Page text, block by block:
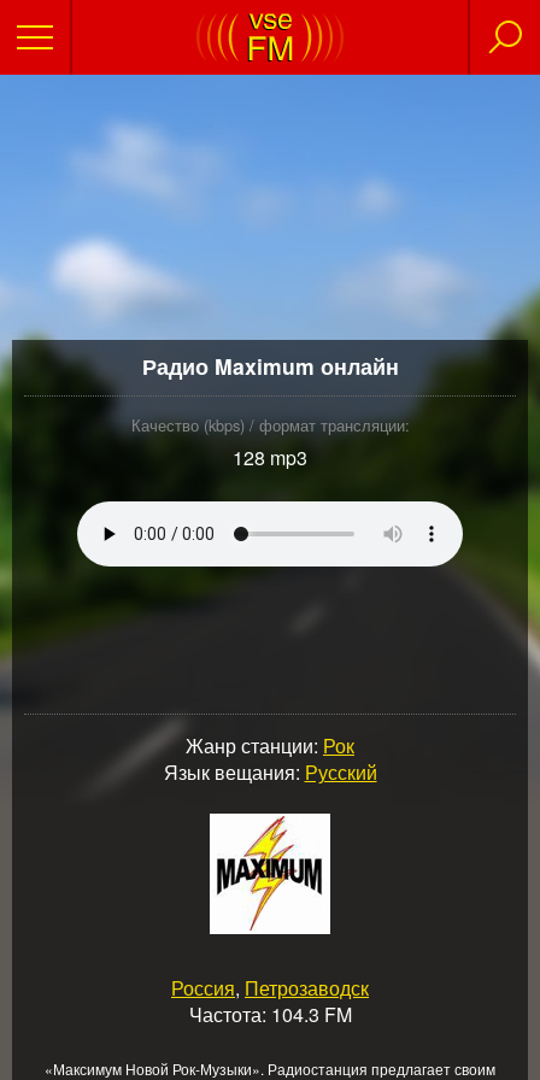
Радио Maximum онлайн
Качество (kbps) / формат трансляции:
128 mp3
Жанр станции: Рок
Язык вещания: Русский
Россия, Петрозаводск
Частота: 104.3 FM
«Максимум Новой Рок-Музыки». Радиостанция предлагает своим